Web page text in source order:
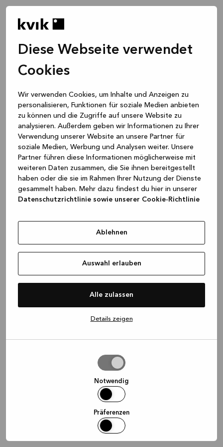
Diese Webseite verwendet
Cookies
Wir verwenden Cookies, um Inhalte und Anzeigen zu
personalisieren, Funktionen für soziale Medien anbieten
zu können und die Zugriffe auf unsere Website zu
analysieren. Außerdem geben wir Informationen zu Ihrer
Verwendung unserer Website an unsere Partner für
soziale Medien, Werbung und Analysen weiter. Unsere
Partner führen diese Informationen möglicherweise mit
weiteren Daten zusammen, die Sie ihnen bereitgestellt
haben oder die sie im Rahmen Ihrer Nutzung der Dienste
gesammelt haben. Mehr dazu findest du hier in unserer
Datenschutzrichtlinie sowie unserer Cookie-Richtlinie
Ablehnen
Auswahl erlauben
Alle zulassen
Details zeigen
Notwendig
Präferenzen
loadingwww.kvik.de (see the browser console for more
information)